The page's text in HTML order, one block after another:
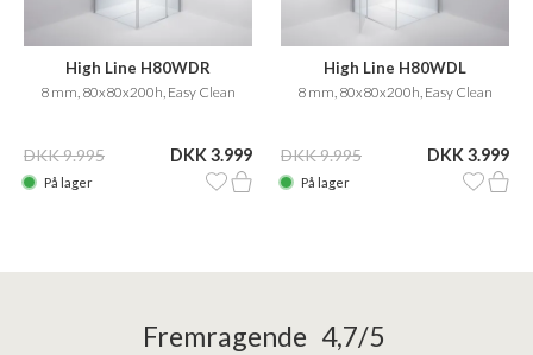
High Line H80WDR
8 mm, 80x80x200h, Easy Clean
DKK 9.995 DKK 3.999
På lager
High Line H80WDL
8 mm, 80x80x200h, Easy Clean
DKK 9.995 DKK 3.999
På lager
Fremragende 4,7/5